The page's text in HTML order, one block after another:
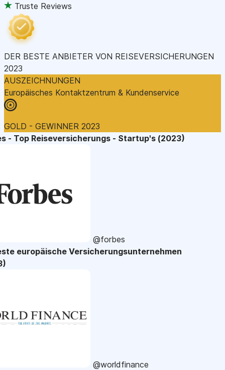
Truste Reviews
DER BESTE ANBIETER VON REISEVERSICHERUNGEN
2023
AUSZEICHNUNGEN
Europäisches Kontaktzentrum & Kundenservice
GOLD - GEWINNER 2023
- Top Reiseversicherungs - Startup's (2023)
@forbes
europäische Versicherungsunternehmen
@worldfinance